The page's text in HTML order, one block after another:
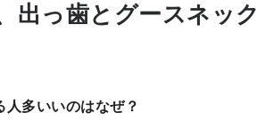
出っ歯とグースネック
人多いいのはなぜ？